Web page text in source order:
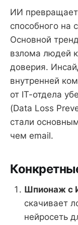
ИИ превращает
способного на
Основной
взлома людей
доверия.
внутренней
от IT-отдела
(Data Loss
стали
чем email.
Шпионаж с
скачивает
нейросеть